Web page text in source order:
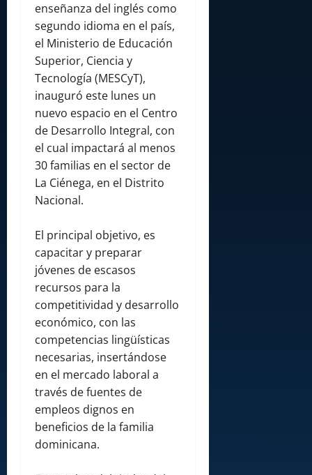
enseñanza del inglés como
segundo idioma en el país,
el Ministerio de Educación
Superior, Ciencia y
Tecnología (MESCyT),
inauguró este lunes un
nuevo espacio en el Centro
de Desarrollo Integral, con
el cual impactará al menos
30 familias en el sector de
La Ciénega, en el Distrito
Nacional.
El principal objetivo, es
capacitar y preparar
jóvenes de escasos
recursos para la
competitividad y desarrollo
económico, con las
competencias lingüísticas
necesarias, insertándose
en el mercado laboral a
través de fuentes de
empleos dignos en
beneficios de la familia
dominicana.